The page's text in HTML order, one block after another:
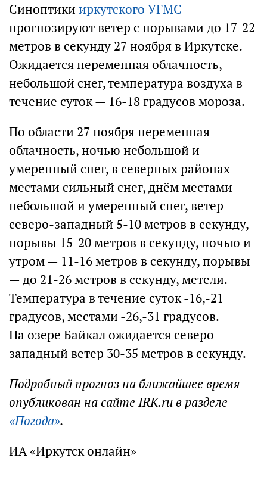
Синоптики иркутского УГМС
прогнозируют ветер с порывами до 17-22
метров в секунду 27 ноября в Иркутске.
Ожидается переменная облачность,
небольшой снег, температура воздуха в
течение суток — 16-18 градусов мороза.
По области 27 ноября переменная
облачность, ночью небольшой и
умеренный снег, в северных районах
местами сильный снег, днём местами
небольшой и умеренный снег, ветер
северо-западный 5-10 метров в секунду,
порывы 15-20 метров в секунду, ночью и
утром — 11-16 метров в секунду, порывы
— до 21-26 метров в секунду, метели.
Температура в течение суток -16,-21
градусов, местами -26,-31 градусов.
На озере Байкал ожидается северо-
западный ветер 30-35 метров в секунду.
Подробный прогноз на ближайшее время
опубликован на сайте IRK.ru в разделе
«Погода».
ИА «Иркутск онлайн»